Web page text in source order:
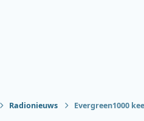
Radionieuws Evergreen1000